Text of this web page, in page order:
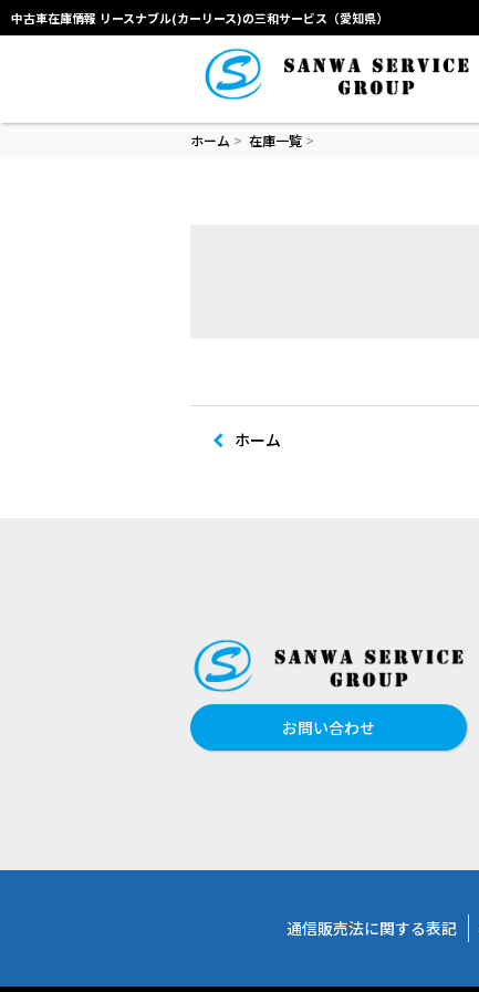
中古車在庫情報 リースナブル(カーリース)の三和サービス（愛知県）
ホーム > 在庫一覧 >
ホーム
お問い合わせ
通信販売法に関する表記